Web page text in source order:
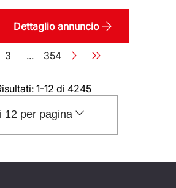
Dettaglio annuncio
Pagina
3 ... Pagina
354
1-12 di 4245
12 per pagina